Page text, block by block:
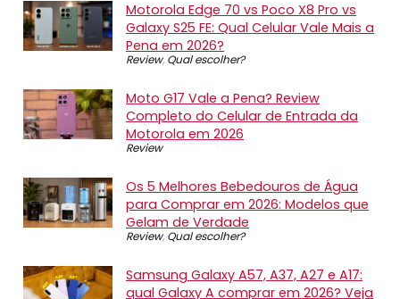
Motorola Edge 70 vs Poco X8 Pro vs
Galaxy S25 FE: Qual Celular Vale Mais a
Pena em 2026?
Review, Qual escolher?
Moto G17 Vale a Pena? Review
Completo do Celular de Entrada da
Motorola em 2026
Review
Os 5 Melhores Bebedouros de Água
para Comprar em 2026: Modelos que
Gelam de Verdade
Review, Qual escolher?
Samsung Galaxy A57, A37, A27 e A17:
qual Galaxy A comprar em 2026? Veja